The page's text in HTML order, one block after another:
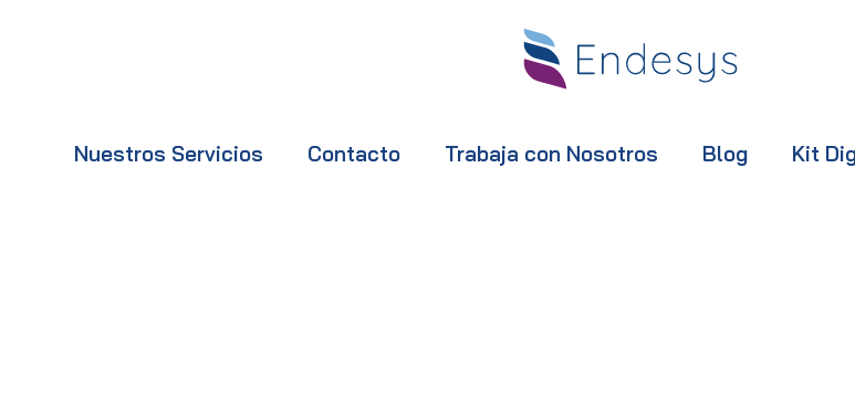
Nuestros Servicios Contacto Trabaja con Nosotros Blog Kit